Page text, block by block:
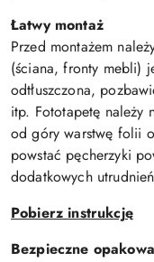
Łatwy montaż
Przed montażem
(ściana, fronty mebli)
odtłuszczona,
itp. Fototapetę należy
od góry warstwę folii
powstać pęcherzyki
dodatkowych
Pobierz instrukcję
Bezpieczne